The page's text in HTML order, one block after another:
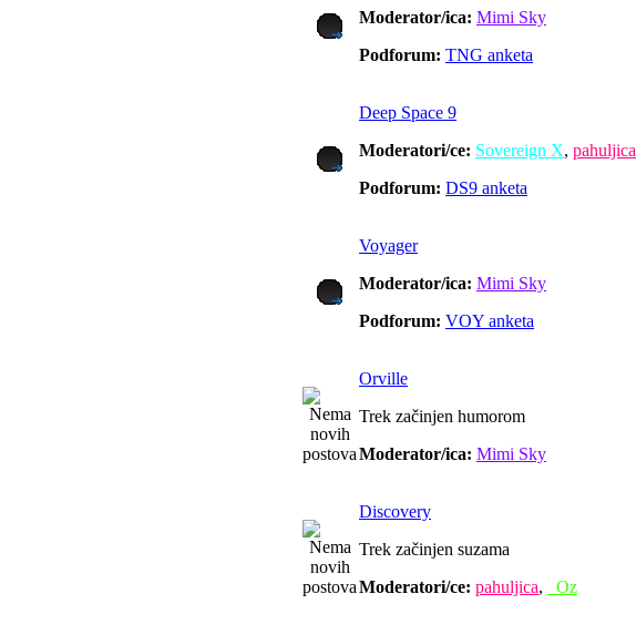
Moderator/ica: Mimi Sky
Podforum: TNG anketa
Deep Space 9
Moderatori/ce: Sovereign X, pahuljica
Podforum: DS9 anketa
Voyager
Moderator/ica: Mimi Sky
Podforum: VOY anketa
Orville
Trek začinjen humorom
Moderator/ica: Mimi Sky
Discovery
Trek začinjen suzama
Moderatori/ce: pahuljica, _Oz